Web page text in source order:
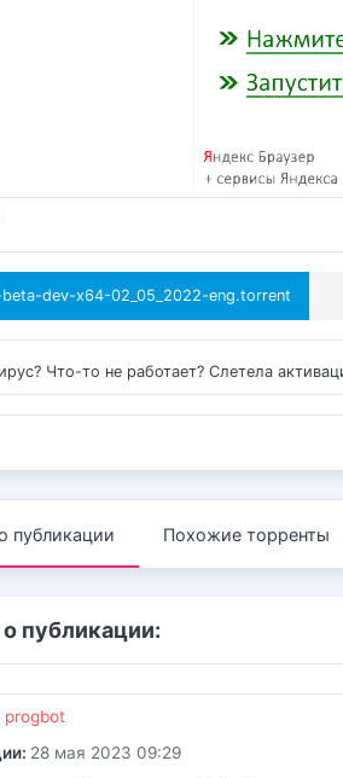
beta-dev-x64-02_05_2022-eng.torrent
Что-то не работает? Слетела
публикации Похожие торренты
публикации:
progbot
28 мая 2023 09:29